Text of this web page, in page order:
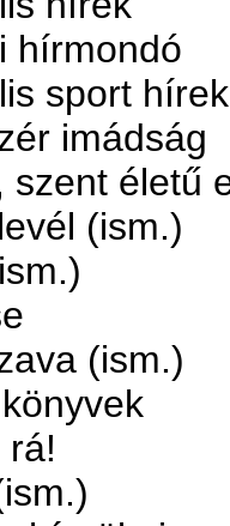
hírmondó
sport hírek
imádság
szent életű
(ism.)
(ism.)